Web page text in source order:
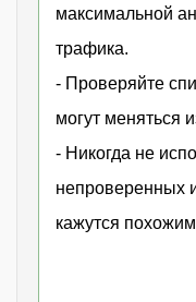
максимальной
трафика.
- Проверяйте
могут меняться
- Никогда не
непроверенных
кажутся